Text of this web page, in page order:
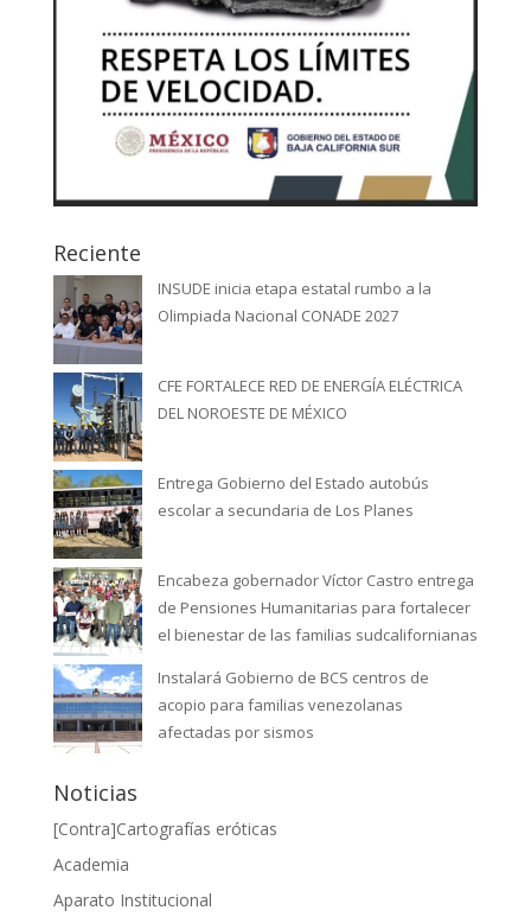
Reciente
INSUDE inicia etapa estatal rumbo a la
Olimpiada Nacional CONADE 2027
CFE FORTALECE RED DE ENERGÍA ELÉCTRICA
DEL NOROESTE DE MÉXICO
Entrega Gobierno del Estado autobús
escolar a secundaria de Los Planes
Encabeza gobernador Víctor Castro entrega
de Pensiones Humanitarias para fortalecer
el bienestar de las familias sudcalifornianas
Instalará Gobierno de BCS centros de
acopio para familias venezolanas
afectadas por sismos
Noticias
[Contra]Cartografías eróticas
Academia
Aparato Institucional